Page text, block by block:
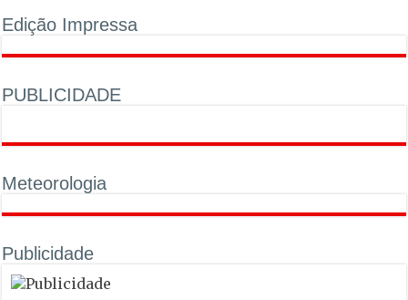
Edição Impressa
PUBLICIDADE
Meteorologia
Publicidade